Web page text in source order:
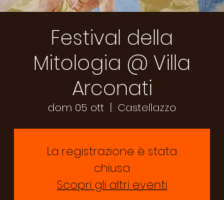
Festival della
Mitologia @ Villa
Arconati
dom 05 ott Castellazzo
La registrazione è stata
chiusa
Scopri gli altri eventi